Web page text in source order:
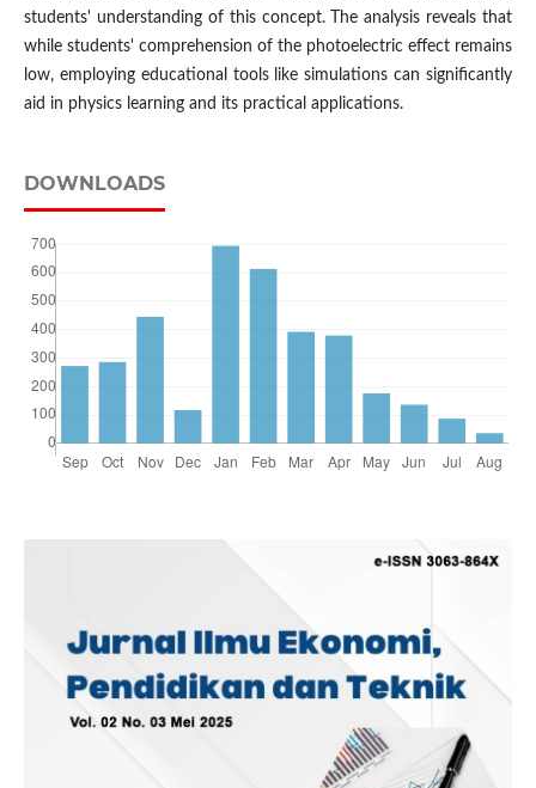
students' understanding of this concept. The analysis reveals that
while students' comprehension of the photoelectric effect remains
low, employing educational tools like simulations can significantly
aid in physics learning and its practical applications.
DOWNLOADS